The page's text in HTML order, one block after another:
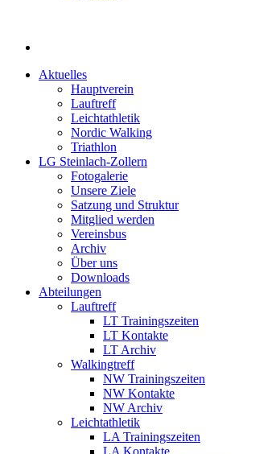
Aktuelles
Hauptverein
Lauftreff
Leichtathletik
Nordic Walking
Triathlon
LG Steinlach-Zollern
Fotogalerie
Unsere Ziele
Satzung und Struktur
Mitglied werden
Vereinsbus
Archiv
Über uns
Downloads
Abteilungen
Lauftreff
LT Trainingszeiten
LT Kontakte
LT Archiv
Walkingtreff
NW Trainingszeiten
NW Kontakte
NW Archiv
Leichtathletik
LA Trainingszeiten
LA Kontakte